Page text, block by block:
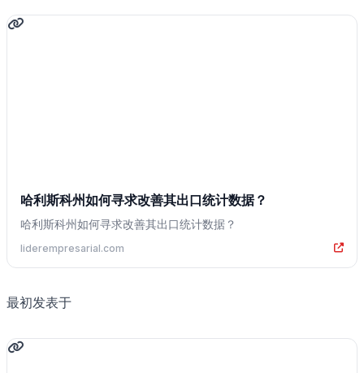
哈利斯科州如何寻求改善其出口统计数据？
哈利斯科州如何寻求改善其出口统计数据？
liderempresarial.com
最初发表于